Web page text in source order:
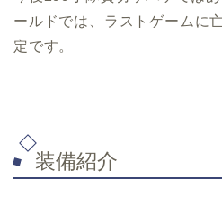
ールドでは、ラストゲームに
定です。
装備紹介